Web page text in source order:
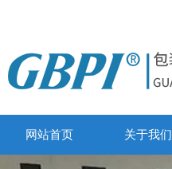
网站首页 关于我们